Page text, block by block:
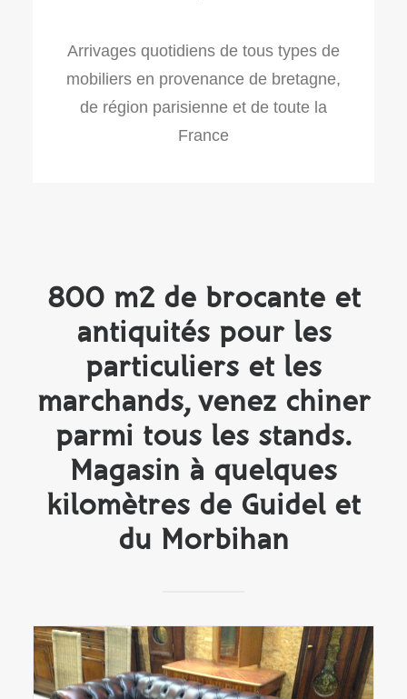
Arrivages quotidiens de tous types de
mobiliers en provenance de bretagne,
de région parisienne et de toute la
France
800 m2 de brocante et
antiquités pour les
particuliers et les
marchands, venez chiner
parmi tous les stands.
Magasin à quelques
kilomètres de Guidel et
du Morbihan